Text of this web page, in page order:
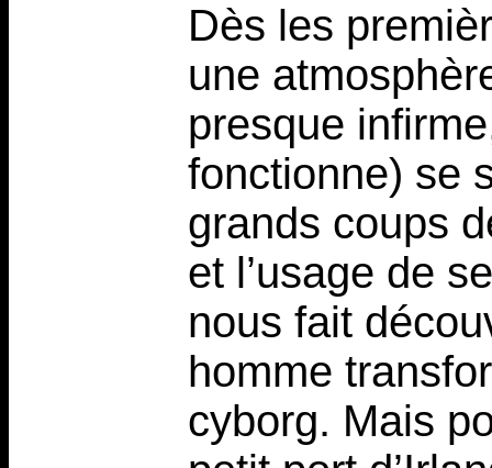
Dès les
une
presque
fonctionne) se
grands coups
et l’usage de
nous fait
homme
cyborg. Mais